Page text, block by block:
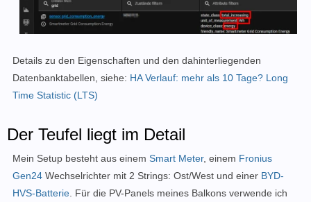
Details zu den Eigenschaften und den dahinterliegenden
Datenbanktabellen, siehe: HA Verlauf: mehr als 10 Tage? Long
Time Statistic (LTS)
Der Teufel liegt im Detail
Mein Setup besteht aus einem Smart Meter, einem Fronius
Gen24 Wechselrichter mit 2 Strings: Ost/West und einer BYD-
HVS-Batterie. Für die PV-Panels meines Balkons verwende ich